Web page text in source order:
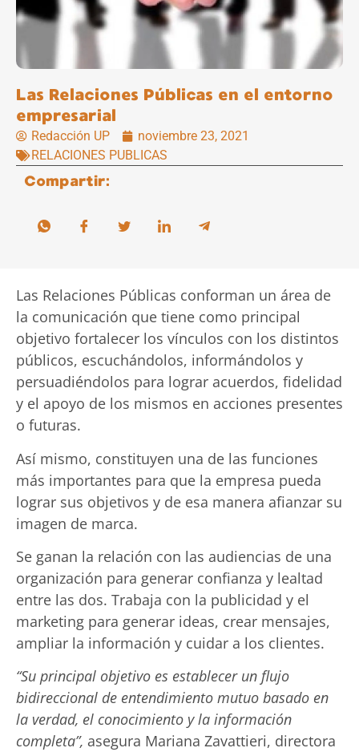
Las Relaciones Públicas en el entorno
empresarial
Redacción UP
noviembre 23, 2021
RELACIONES PUBLICAS
Compartir:
Las Relaciones Públicas conforman un área de
la comunicación que tiene como principal
objetivo fortalecer los vínculos con los distintos
públicos, escuchándolos, informándolos y
persuadiéndolos para lograr acuerdos, fidelidad
y el apoyo de los mismos en acciones presentes
o futuras.
Así mismo, constituyen una de las funciones
más importantes para que la empresa pueda
lograr sus objetivos y de esa manera afianzar su
imagen de marca.
Se ganan la relación con las audiencias de una
organización para generar confianza y lealtad
entre las dos. Trabaja con la publicidad y el
marketing para generar ideas, crear mensajes,
ampliar la información y cuidar a los clientes.
“Su principal objetivo es establecer un flujo
bidireccional de entendimiento mutuo basado en
la verdad, el conocimiento y la información
completa”, asegura Mariana Zavattieri, directora